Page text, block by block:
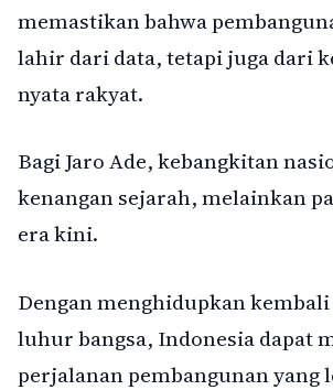
memastikan bahwa
lahir dari data, tetapi juga dari
nyata rakyat.
Bagi Jaro Ade, kebangkitan
kenangan sejarah, melainkan
era kini.
Dengan menghidupkan
luhur bangsa, Indonesia dapat
perjalanan pembangunan yang